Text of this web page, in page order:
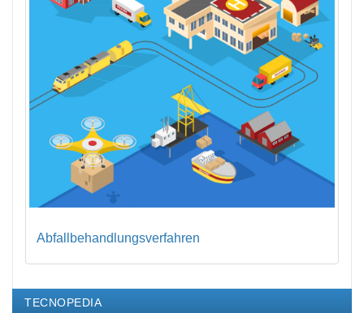
Abfallbehandlungsverfahren
TECNOPEDIA